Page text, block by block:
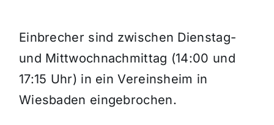
Gewinnspiele
Einbrecher sind zwischen Dienstag-
und Mittwochnachmittag (14:00 und
17:15 Uhr) in ein Vereinsheim in
Wiesbaden eingebrochen.